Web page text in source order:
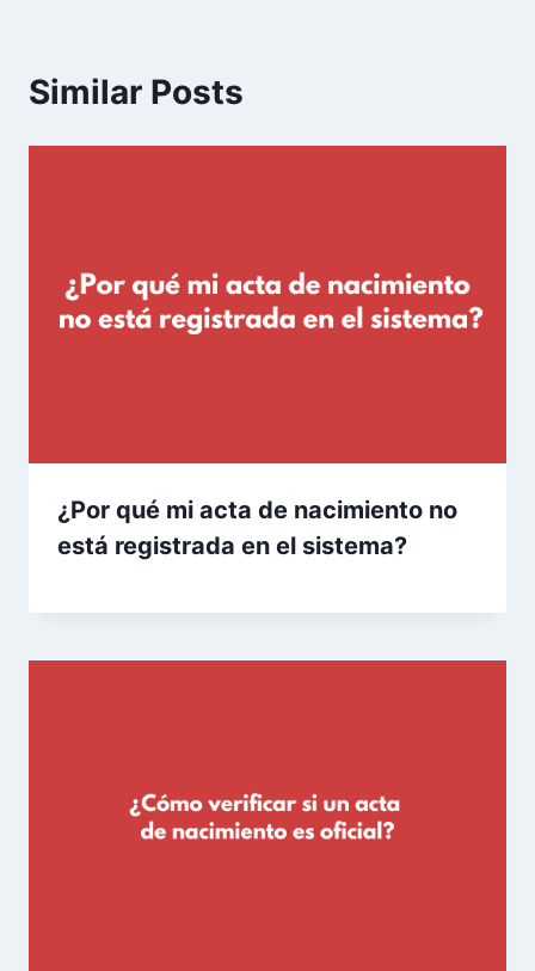
Similar Posts
¿Por qué mi acta de nacimiento no
está registrada en el sistema?